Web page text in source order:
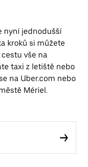
nyní jednodušší
kroků si můžete
vše na
taxi z letiště nebo
na Uber.com nebo
Mériel.